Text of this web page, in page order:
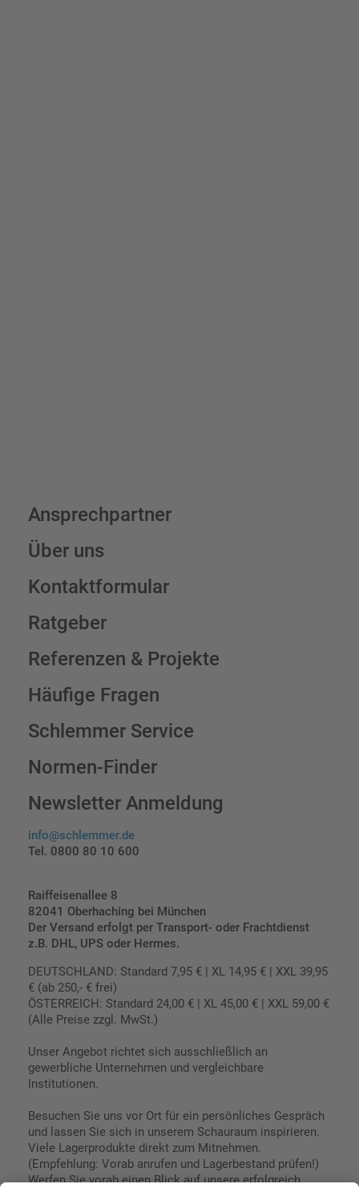
Ansprechpartner
Über uns
Kontaktformular
Ratgeber
Referenzen & Projekte
Häufige Fragen
Schlemmer Service
Normen-Finder
Newsletter Anmeldung
info@schlemmer.de
Tel. 0800 80 10 600
Raiffeisenallee 8
82041 Oberhaching bei München
Der Versand erfolgt per Transport- oder Frachtdienst
z.B. DHL, UPS oder Hermes.
DEUTSCHLAND: Standard 7,95 € | XL 14,95 € | XXL 39,95
€ (ab 250,- € frei)
ÖSTERREICH: Standard 24,00 € | XL 45,00 € | XXL 59,00 €
(Alle Preise zzgl. MwSt.)
Unser Angebot richtet sich ausschließlich an
gewerbliche Unternehmen und vergleichbare
Institutionen.
Besuchen Sie uns vor Ort für ein persönliches Gespräch
und lassen Sie sich in unserem Schauraum inspirieren.
Viele Lagerprodukte direkt zum Mitnehmen.
(Empfehlung: Vorab anrufen und Lagerbestand prüfen!)
Werfen Sie vorab einen Blick auf unsere erfolgreich